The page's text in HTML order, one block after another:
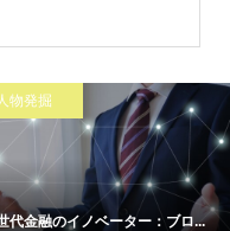
物発掘
代金融のイノベーター：ブロ...